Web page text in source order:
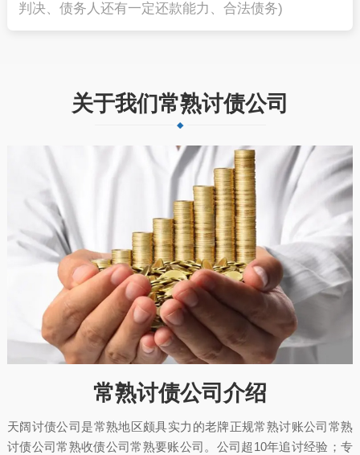
判决、债务人还有一定还款能力、合法债务)
关于我们常熟讨债公司
常熟讨债公司介绍
天阔讨债公司是常熟地区颇具实力的老牌正规常熟讨账公司常熟
讨债公司常熟收债公司常熟要账公司。公司超10年追讨经验；专